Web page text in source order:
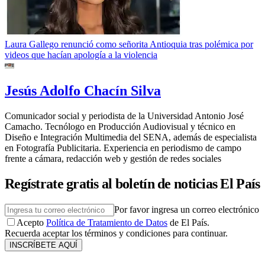
Laura Gallego renunció como señorita Antioquia tras polémica por
videos que hacían apología a la violencia
Jesús Adolfo Chacín Silva
Comunicador social y periodista de la Universidad Antonio José
Camacho. Tecnólogo en Producción Audiovisual y técnico en
Diseño e Integración Multimedia del SENA, además de especialista
en Fotografía Publicitaria. Experiencia en periodismo de campo
frente a cámara, redacción web y gestión de redes sociales
Regístrate gratis al boletín de noticias El País
Por favor ingresa un correo electrónico
Acepto Política de Tratamiento de Datos de El País.
Recuerda aceptar los términos y condiciones para continuar.
INSCRÍBETE AQUÍ